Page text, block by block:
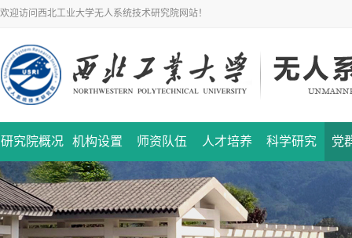
欢迎访问西北工业大学无人系统技术研究院网站！
研究院概况 机构设置 师资队伍 人才培养 科学研究 党